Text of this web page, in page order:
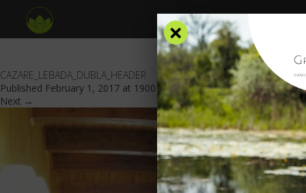
CAZARE_LEBADA_DUBLA_HEADER
Published February 1, 2017 at 1900 × 1080inCameră dublă.
Next →
×